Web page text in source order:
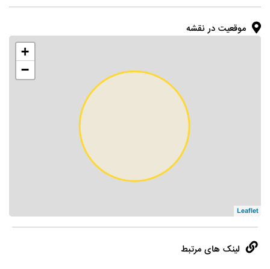
موقعیت در نقشه
+
−
Leaflet
لینک های مرتبط